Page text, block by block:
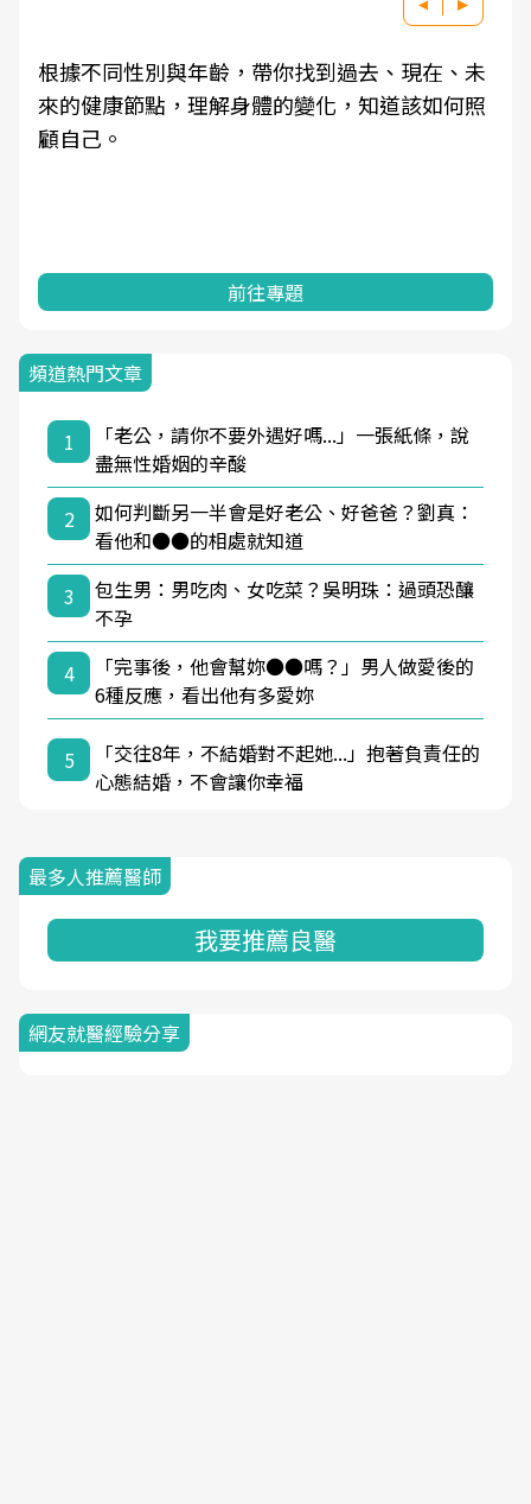
根據不同性別與年齡，帶你找到過去、現在、未
來的健康節點，理解身體的變化，知道該如何照
顧自己。
前往專題
頻道熱門文章
1
「老公，請你不要外遇好嗎...」一張紙條，說
盡無性婚姻的辛酸
2
如何判斷另一半會是好老公、好爸爸？劉真：
看他和●●的相處就知道
3
包生男：男吃肉、女吃菜？吳明珠：過頭恐釀
不孕
4
「完事後，他會幫妳●●嗎？」男人做愛後的
6種反應，看出他有多愛妳
5
「交往8年，不結婚對不起她...」抱著負責任的
心態結婚，不會讓你幸福
最多人推薦醫師
我要推薦良醫
網友就醫經驗分享